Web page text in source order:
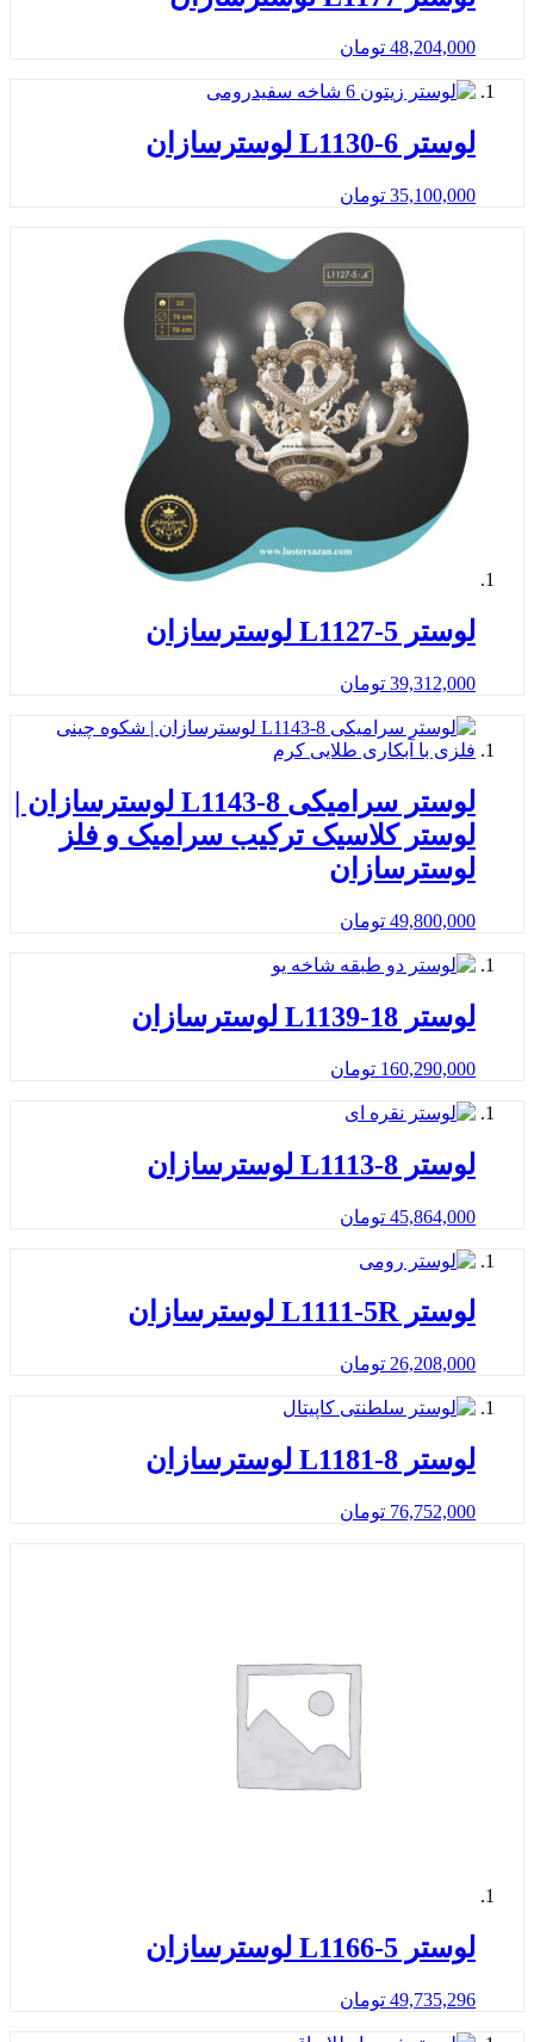
48,204,000 تومان
لوستر L1130-6 لوسترسازان
35,100,000 تومان
لوستر L1127-5 لوسترسازان
39,312,000 تومان
لوستر سرامیکی L1143-8 لوسترسازان |
لوستر کلاسیک ترکیب سرامیک و فلز
لوسترسازان
49,800,000 تومان
لوستر L1139-18 لوسترسازان
160,290,000 تومان
لوستر L1113-8 لوسترسازان
45,864,000 تومان
لوستر L1111-5R لوسترسازان
26,208,000 تومان
لوستر L1181-8 لوسترسازان
76,752,000 تومان
لوستر L1166-5 لوسترسازان
49,735,296 تومان